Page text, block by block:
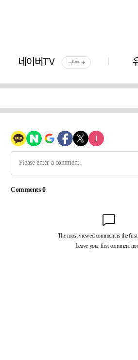
네이버TV 구독 +